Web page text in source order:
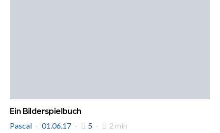
Ein Bilderspielbuch
Pascal
01.06.17 5 2 min